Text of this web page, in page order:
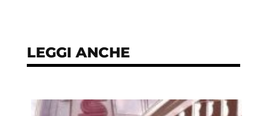
LEGGI ANCHE